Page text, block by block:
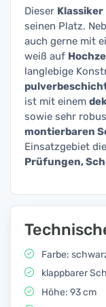
Dieser Klassiker
seinen Platz.
auch gerne mit
weiß auf
langlebige
ist mit einem
sowie sehr
montierbaren
Einsatzgebiet
Prüfungen,
Farbe:
klappbarer
Höhe: 93 cm